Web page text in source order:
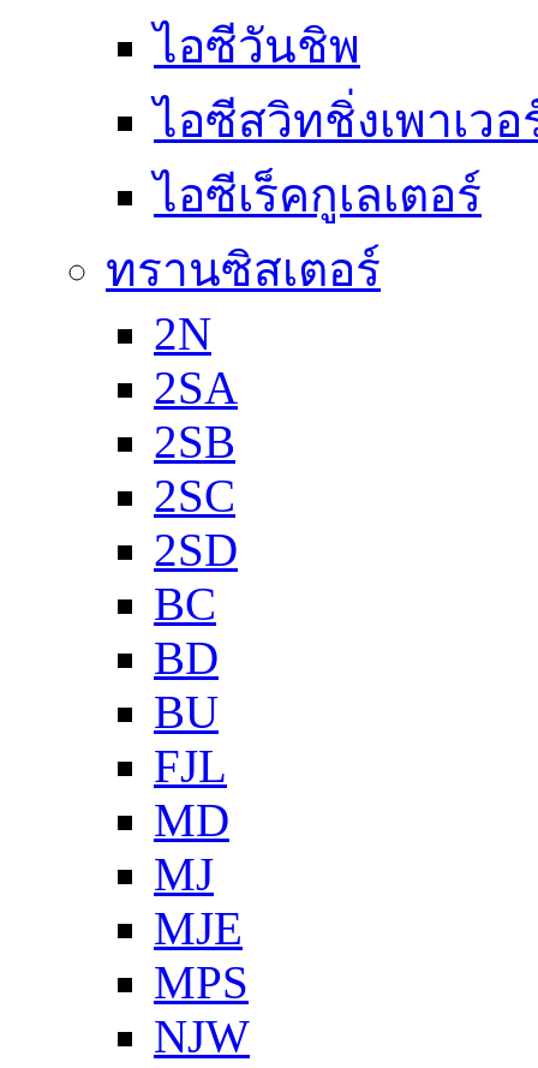
ไอซีวันชิพ
ไอซีสวิทชิ่งเพาเว
ไอซีเร็คกูเลเตอร์
ทรานซิสเตอร์
2N
2SA
2SB
2SC
2SD
BC
BD
BU
FJL
MD
MJ
MJE
MPS
NJW